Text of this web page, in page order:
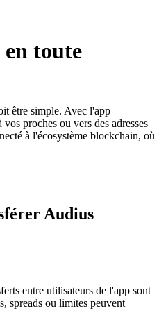
toute
être simple. Avec l'app
proches ou vers des adresses
à l'écosystème blockchain, où
Audius
entre utilisateurs de l'app sont
spreads ou limites peuvent